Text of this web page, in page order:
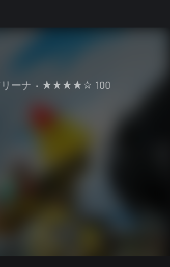
ーナ • 100